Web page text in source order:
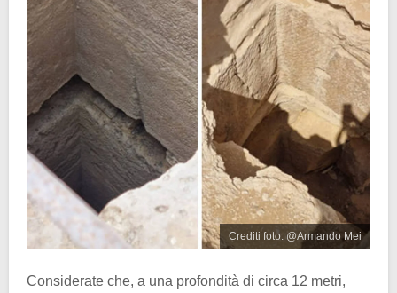
Crediti foto: @Armando Mei
Considerate che, a una profondità di circa 12 metri,